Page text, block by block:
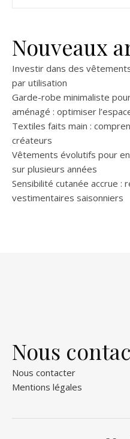
Nouveaux
Investir dans des
par utilisation
Garde-robe minimaliste
aménagé : optimiser
Textiles faits main :
créateurs
Vêtements évolutifs pour
sur plusieurs années
Sensibilité cutanée accrue :
vestimentaires saisonniers
Nous
Nous contacter
Mentions légales